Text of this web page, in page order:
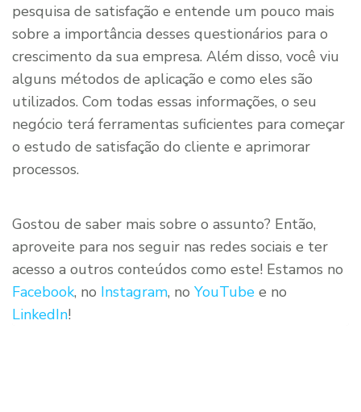
pesquisa de satisfação e entende um pouco mais
sobre a importância desses questionários para o
crescimento da sua empresa. Além disso, você viu
alguns métodos de aplicação e como eles são
utilizados. Com todas essas informações, o seu
negócio terá ferramentas suficientes para começar
o estudo de satisfação do cliente e aprimorar
processos.
Gostou de saber mais sobre o assunto? Então,
aproveite para nos seguir nas redes sociais e ter
acesso a outros conteúdos como este! Estamos no
Facebook, no Instagram, no YouTube e no
LinkedIn!